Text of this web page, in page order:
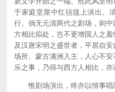
于家庭堂屋中红毡毯上演出。
行。倘无元清两代之剧场，则
方相比拟处，岂不更增国人之
及汉唐宋明之盛世者，平居自
场所。蒙古满洲入主，人心不
乐之事，乃得与西方人相比，亦
惟剧场演出，终亦以情事唱